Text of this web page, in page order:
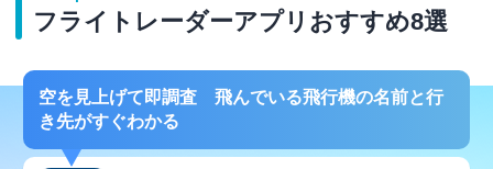
フライトレーダーアプリおすすめ8選
空を見上げて即調査 飛んでいる飛行機の名前と行
き先がすぐわかる